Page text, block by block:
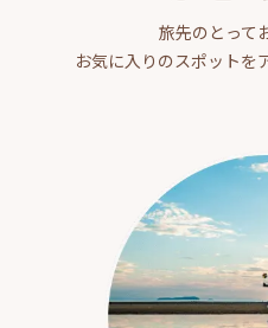
旅先のとって
お気に入りのスポットを